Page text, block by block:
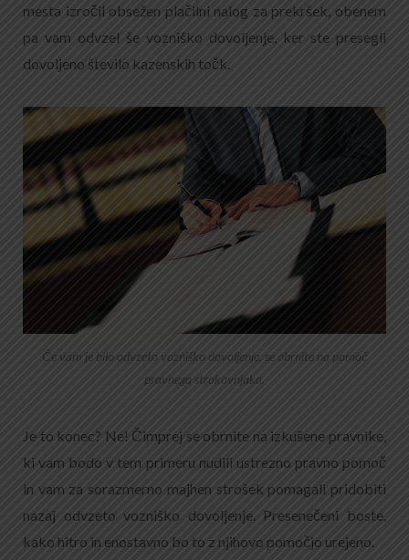
mesta izročil obsežen plačilni nalog za prekršek, obenem
pa vam odvzel še vozniško dovoljenje, ker ste presegli
dovoljeno število kazenskih točk.
Če vam je bilo odvzeto vozniško dovoljenje, se obrnite na pomoč
pravnega strokovnjaka.
Je to konec? Ne! Čimprej se obrnite na izkušene pravnike,
ki vam bodo v tem primeru nudili ustrezno pravno pomoč
in vam za sorazmerno majhen strošek pomagali pridobiti
nazaj odvzeto vozniško dovoljenje. Presenečeni boste,
kako hitro in enostavno bo to z njihovo pomočjo urejeno.